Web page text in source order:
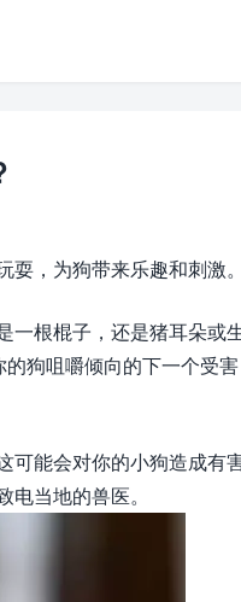
，为狗带来乐趣和刺激。
一根棍子，还是猪耳朵或
狗咀嚼倾向的下一个受害
可能会对你的小狗造成有
当地的兽医。